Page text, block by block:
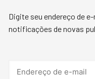
Digite seu endereço de
notificações de novas